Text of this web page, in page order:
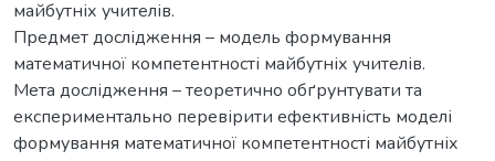
майбутніх учителів.
Предмет дослідження – модель формування
математичної компетентності майбутніх учителів.
Мета дослідження – теоретично обґрунтувати та
експериментально перевірити ефективність моделі
формування математичної компетентності майбутніх